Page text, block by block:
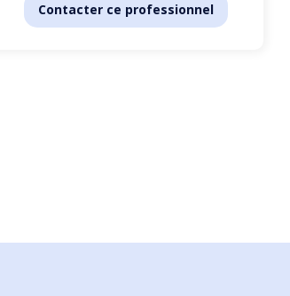
Contacter ce professionnel